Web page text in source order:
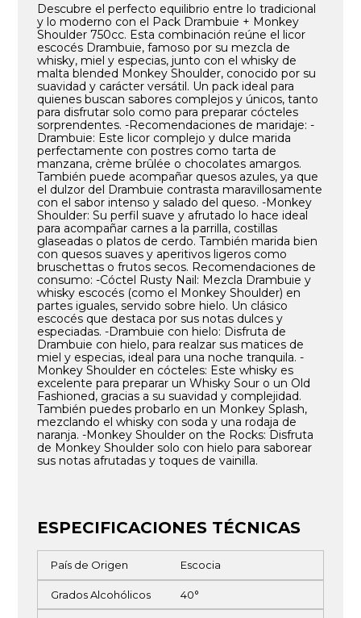
Descubre el perfecto equilibrio entre lo tradicional
y lo moderno con el Pack Drambuie + Monkey
Shoulder 750cc. Esta combinación reúne el licor
escocés Drambuie, famoso por su mezcla de
whisky, miel y especias, junto con el whisky de
malta blended Monkey Shoulder, conocido por su
suavidad y carácter versátil. Un pack ideal para
quienes buscan sabores complejos y únicos, tanto
para disfrutar solo como para preparar cócteles
sorprendentes. -Recomendaciones de maridaje: -
Drambuie: Este licor complejo y dulce marida
perfectamente con postres como tarta de
manzana, crème brûlée o chocolates amargos.
También puede acompañar quesos azules, ya que
el dulzor del Drambuie contrasta maravillosamente
con el sabor intenso y salado del queso. -Monkey
Shoulder: Su perfil suave y afrutado lo hace ideal
para acompañar carnes a la parrilla, costillas
glaseadas o platos de cerdo. También marida bien
con quesos suaves y aperitivos ligeros como
bruschettas o frutos secos. Recomendaciones de
consumo: -Cóctel Rusty Nail: Mezcla Drambuie y
whisky escocés (como el Monkey Shoulder) en
partes iguales, servido sobre hielo. Un clásico
escocés que destaca por sus notas dulces y
especiadas. -Drambuie con hielo: Disfruta de
Drambuie con hielo, para realzar sus matices de
miel y especias, ideal para una noche tranquila. -
Monkey Shoulder en cócteles: Este whisky es
excelente para preparar un Whisky Sour o un Old
Fashioned, gracias a su suavidad y complejidad.
También puedes probarlo en un Monkey Splash,
mezclando el whisky con soda y una rodaja de
naranja. -Monkey Shoulder on the Rocks: Disfruta
de Monkey Shoulder solo con hielo para saborear
sus notas afrutadas y toques de vainilla.
ESPECIFICACIONES TÉCNICAS
País de Origen Escocia
Grados Alcohólicos 40°